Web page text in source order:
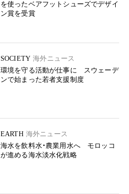
を使ったベアフットシューズでデザイ
ン賞を受賞
SOCIETY 海外ニュース
環境を守る活動が仕事に スウェーデ
ンで始まった若者支援制度
EARTH 海外ニュース
海水を飲料水・農業用水へ モロッコ
が進める海水淡水化戦略